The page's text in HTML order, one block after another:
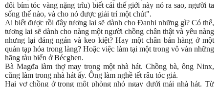
đôi bím tóc vàng nặng trĩu) biết cái thế giới này nó ra sao, người ta
sống thế nào, và cho nó được giải trí một chút".
Ai biết được rồi đây tương lai sẽ dành cho Đanhi những gì? Có thể,
tương lai sẽ dành cho nàng một người chồng chân thật và yêu nàng
nhưng lại đáng ngán và keo kiệt? Hay một chân bán hàng ở một
quán tạp hóa trong làng? Hoặc việc làm tại một trong vô vàn những
hãng tàu biển ở Bécghen.
Bà Magđa làm thợ may trong một nhà hát. Chồng bà, ông Ninx,
cũng làm trong nhà hát ấy. Ông làm nghề tết râu tóc giả.
Hai vợ chồng ở trong một phòng nhỏ ngay dưới mái nhà hát. Từ